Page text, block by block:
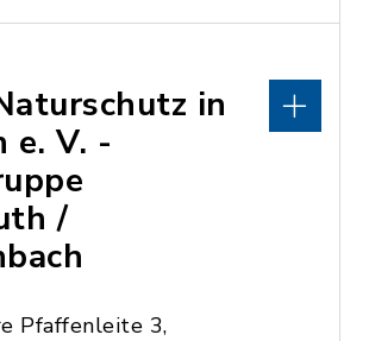
in
e. V. -
/
Pfaffenleite 3,